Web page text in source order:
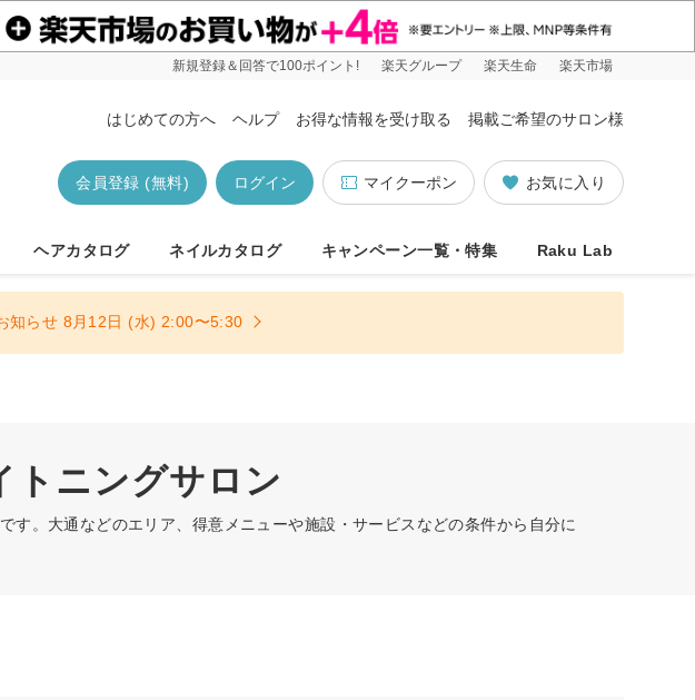
新規登録＆回答で100ポイント! 楽天グループ 楽天生命 楽天市場
はじめての方へ ヘルプ お得な情報を受け取る 掲載ご希望のサロン様
お気に入り
マイクーポン
ログイン
会員登録 (無料)
ヘアカタログ ネイルカタログ キャンペーン一覧・特集 Raku Lab
知らせ 8月12日 (水) 2:00〜5:30
トニングサロン
す。大通などのエリア、得意メニューや施設・サービスなどの条件から自分に